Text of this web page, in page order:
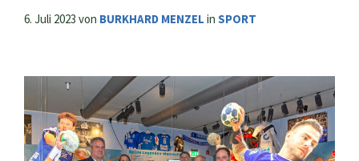
6. Juli 2023 von BURKHARD MENZEL in SPORT